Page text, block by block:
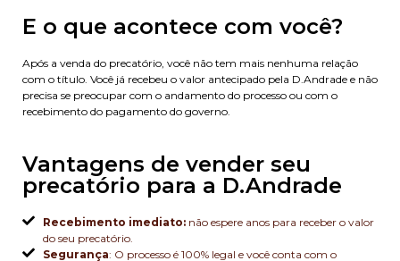
E o que acontece com você?
Após a venda do precatório, você não tem mais nenhuma relação
com o título. Você já recebeu o valor antecipado pela D.Andrade e não
precisa se preocupar com o andamento do processo ou com o
recebimento do pagamento do governo.
Vantagens de vender seu
precatório para a D.Andrade
Recebimento imediato:não espere anos para receber o valor
do seu precatório.
Segurança: O processo é 100% legal e você conta com o